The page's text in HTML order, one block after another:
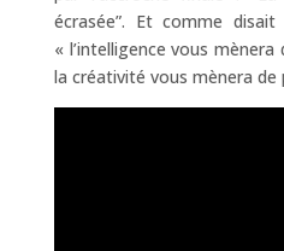
écrasée”. Et comme
« l’intelligence vous
la créativité vous mènera de